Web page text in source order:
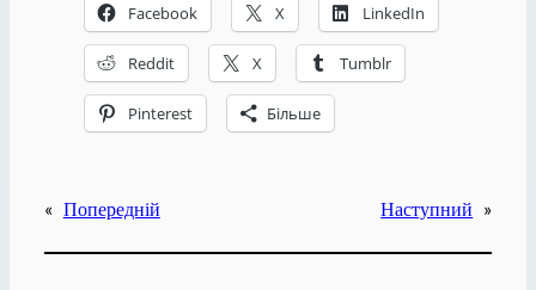
Facebook X LinkedIn
Reddit X Tumblr
Pinterest Більше
« Попередній Наступний »